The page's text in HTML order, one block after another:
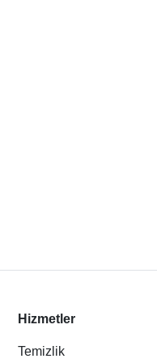
Hizmetler
Temizlik